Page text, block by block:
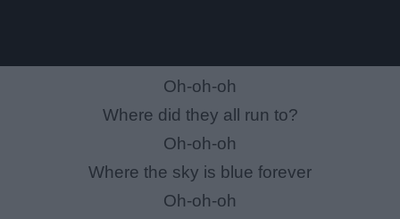
Oh-oh-oh
Where did they all run to?
Oh-oh-oh
Where the sky is blue forever
Oh-oh-oh